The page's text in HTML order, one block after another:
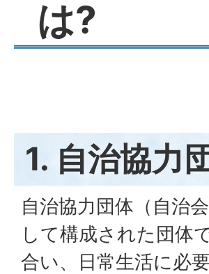
は?
1. 自治協力
自治協力団体（自治
して構成された団体
合い、日常生活に必